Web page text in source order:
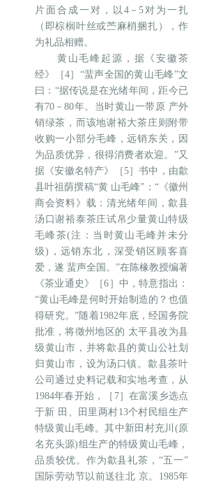
片面合成一对，以4－5对为一扎
（即棕榈叶丝或苎麻梢捆扎），作
为礼品相赠。
黄山毛峰起源，据《安徽茶
经》［4］“蜚声全国的黄山毛峰”文
曰：“据传说是在光绪年间，距今已
有70－80年。当时黄山一带原 产外
销绿茶，而该地谢裕大茶庄则附带
收购一小部分毛峰，远销东关，因
为品质优异，很得消费者欢迎。”又
据《安徽名特产》［5］书中，由歙
县叶祖荫撰稿“黄 山毛峰”：“《徽州
商会资料》载：清光绪年间，歙县
汤口谢裕泰茶庄试帛少量黄山特级
毛峰茶(注：当时黄山毛峰并未分
级)，远销东北，深受销区顾客喜
爱，遂 蜚声全国。”在陈椽教授编著
《茶业通史》［6］中，特意指出：
“黄山毛峰是何时开始制造的？也值
得研究。”随着1982年底，经国务院
批准，将徵州地区的 太平县改为县
级黄山市，并将歙县的黄山公社划
归黄山市，设为汤口镇。歙县茶叶
公司通过史料记载和实地考查，从
1984年春开始，［7］在富溪乡选点
于新 田、田里两村13个村民组生产
特级黄山毛峰。其中新田村充川(原
名充头源)组生产的特级黄山毛峰，
品质较优。作为歙县礼茶，“五一”
国际劳动节以前送往北 京。1985年